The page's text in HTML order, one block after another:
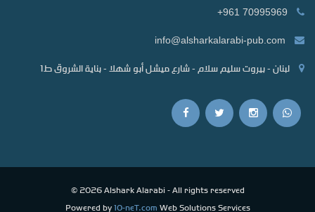
+961 70995969
info@alsharkalarabi-pub.com
لبنان - بيروت سليم سلام - شارع ميشل أبو شهلا - بناية الشروق ط1
© 2026 Alshark Alarabi - All rights reserved
Powered by10-neT.com Web Solutions Services